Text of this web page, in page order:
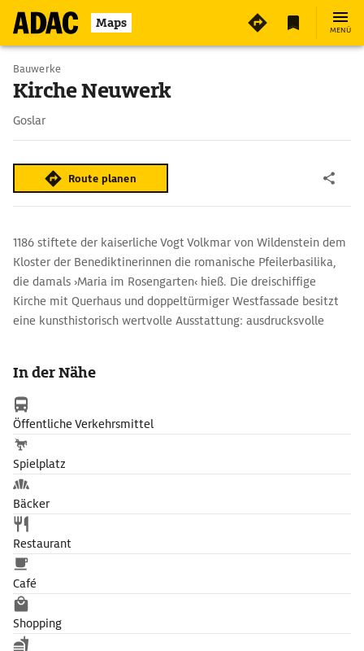
Maps MENÜ
Bauwerke
Kirche Neuwerk
Goslar
Route planen
1186 stiftete der kaiserliche Vogt Volkmar von Wildenstein dem
Kloster der Benediktinerinnen die romanische Pfeilerbasilika,
die damals ›Maria im Rosengarten‹ hieß. Die dreischiffige
Kirche mit Querhaus und doppeltürmiger Westfassade besitzt
eine kunsthistorisch wertvolle Ausstattung: ausdrucksvolle
wie die thronende Maria mit Christus in der Chorapsis.
In der Nähe
Öffentliche Verkehrsmittel
Spielplatz
Bäcker
Restaurant
Café
Shopping